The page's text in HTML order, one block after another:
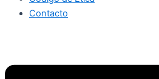
Contacto